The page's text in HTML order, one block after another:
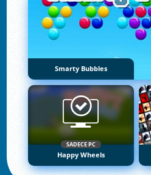
Smarty Bubbles
SADECE PC
Happy Wheels